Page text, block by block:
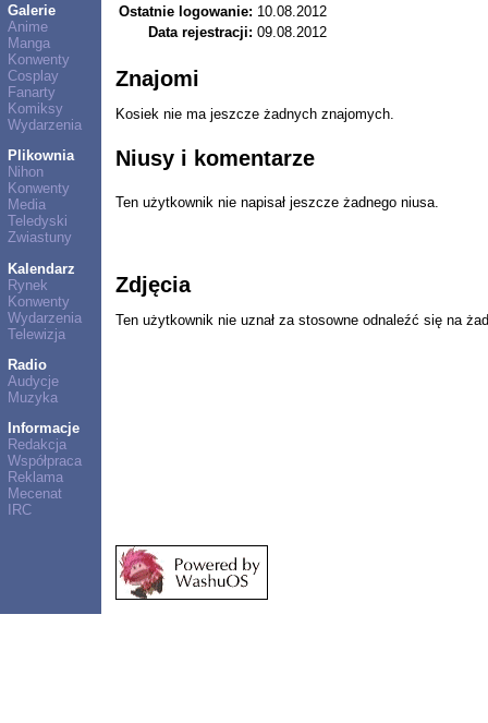
Galerie
Anime
Manga
Konwenty
Cosplay
Fanarty
Komiksy
Wydarzenia
Plikownia
Nihon
Konwenty
Media
Teledyski
Zwiastuny
Kalendarz
Rynek
Konwenty
Wydarzenia
Telewizja
Radio
Audycje
Muzyka
Informacje
Redakcja
Współpraca
Reklama
Mecenat
IRC
Ostatnie logowanie: 10.08.2012
Data rejestracji: 09.08.2012
Znajomi
Kosiek nie ma jeszcze żadnych znajomych.
Niusy i komentarze
Ten użytkownik nie napisał jeszcze żadnego niusa.
Zdjęcia
Ten użytkownik nie uznał za stosowne odnaleźć się na